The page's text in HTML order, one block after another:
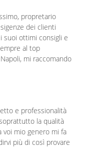
propretario
dei clienti
suoi ottimi consigli e
al top
mi raccomando
e professionalità
la qualità
voi mio genero mi fa
più di così provare